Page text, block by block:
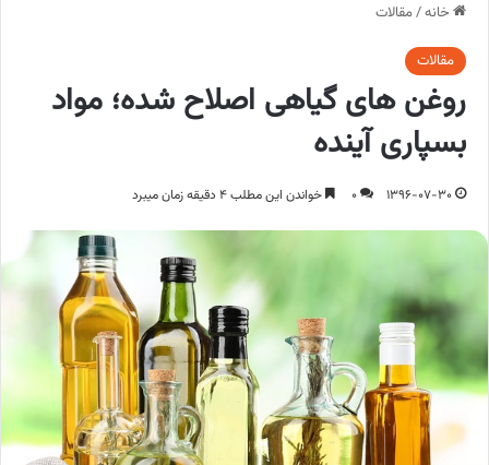
خانه/مقالات
مقالات
روغن­ های گیاهی اصلاح شده؛ مواد
بسپاری آینده
1396-07-30
0 خواندن این مطلب 4 دقیقه زمان میبرد